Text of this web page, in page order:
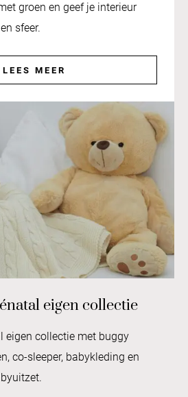
groen en geef je interieur
sfeer.
LEES MEER
eigen collectie
eigen collectie met buggy
co-sleeper, babykleding en